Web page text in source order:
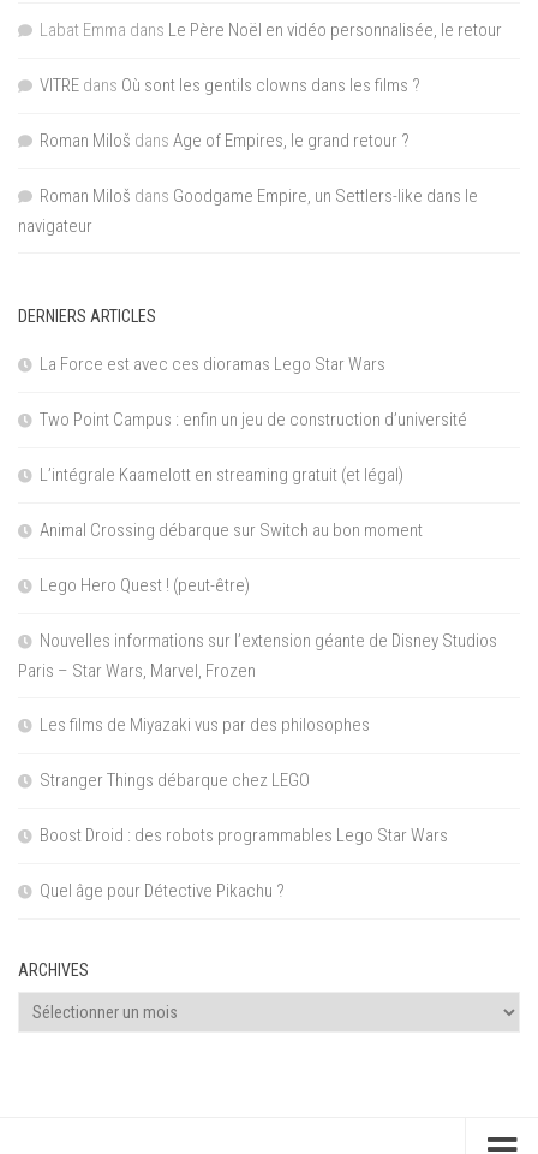
Labat Emma dans Le Père Noël en vidéo personnalisée, le retour
VITRE dans Où sont les gentils clowns dans les films ?
Roman Miloš dans Age of Empires, le grand retour ?
Roman Miloš dans Goodgame Empire, un Settlers-like dans le
navigateur
DERNIERS ARTICLES
La Force est avec ces dioramas Lego Star Wars
Two Point Campus : enfin un jeu de construction d’université
L’intégrale Kaamelott en streaming gratuit (et légal)
Animal Crossing débarque sur Switch au bon moment
Lego Hero Quest ! (peut-être)
Nouvelles informations sur l’extension géante de Disney Studios
Paris – Star Wars, Marvel, Frozen
Les films de Miyazaki vus par des philosophes
Stranger Things débarque chez LEGO
Boost Droid : des robots programmables Lego Star Wars
Quel âge pour Détective Pikachu ?
ARCHIVES
Archives